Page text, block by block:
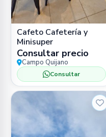
Cafeto Cafetería y
Minisuper
Consultar precio
Campo Quijano
Consultar